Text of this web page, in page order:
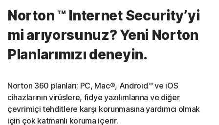
Norton ™ Internet Security’yi
mi arıyorsunuz? Yeni Norton
Planlarımızı deneyin.
Norton 360 planları; PC, Mac®, Android™ ve iOS
cihazlarının virüslere, fidye yazılımlarına ve diğer
çevrimiçi tehditlere karşı korunmasına yardımcı olmak
için çok katmanlı koruma içerir.